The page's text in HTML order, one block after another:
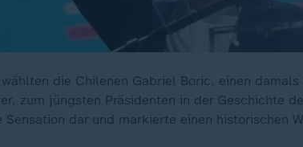
die Chilenen Gabriel Boric, einen
zum jüngsten Präsidenten in der Geschichte
Sensation dar und markierte einen historischen